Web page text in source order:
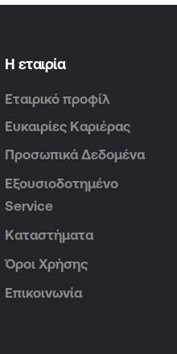
Η εταιρία
Εταιρικό προφίλ
Ευκαιρίες Καριέρας
Προσωπικά Δεδομένα
Εξουσιοδοτημένο
Service
Καταστήματα
Όροι Χρήσης
Επικοινωνία